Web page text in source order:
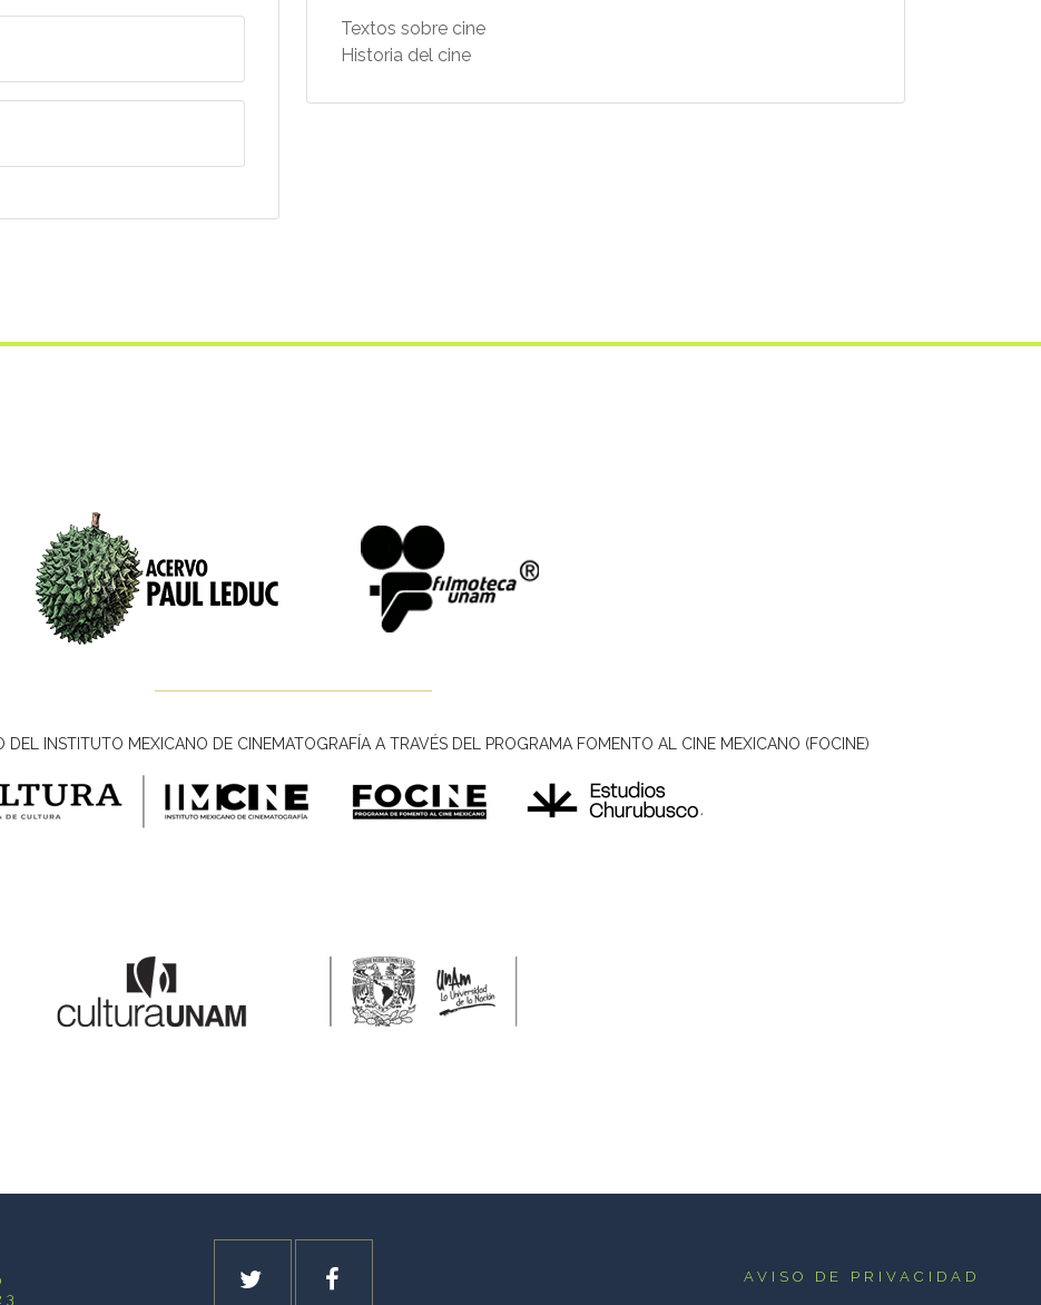
Textos sobre cine
Historia del cine
DEL INSTITUTO MEXICANO DE CINEMATOGRAFÍA A TRAVÉS DEL PROGRAMA FOMENTO AL CINE MEXICANO (FOCINE)
AVISO DE PRIVACIDAD